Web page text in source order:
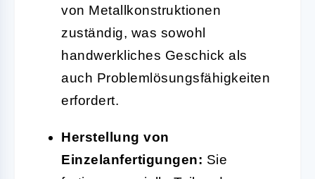
von Metallkonstruktionen
zuständig, was sowohl
handwerkliches Geschick als
auch Problemlösungsfähigkeiten
erfordert.
Herstellung von
Einzelanfertigungen: Sie